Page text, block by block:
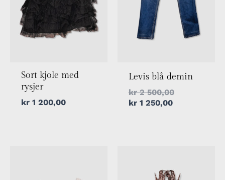
Sort kjole med
rysjer
kr1 200,00
Levis blå demin
kr2 500,00
kr1 250,00